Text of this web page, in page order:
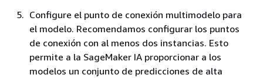
Configure el punto de conexión multimodelo para
el modelo. Recomendamos configurar los puntos
de conexión con al menos dos instancias. Esto
permite a la SageMaker IA proporcionar a los
modelos un conjunto de predicciones de alta